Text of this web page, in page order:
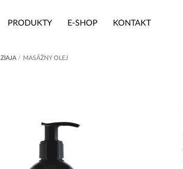
PRODUKTY E-SHOP KONTAKT
ZIAJA / MASÁŽNY OLEJ